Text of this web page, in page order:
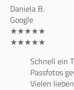
Daniela B.
Google
★★★★★
★★★★★
Schnell ein
Passfotos
Vielen